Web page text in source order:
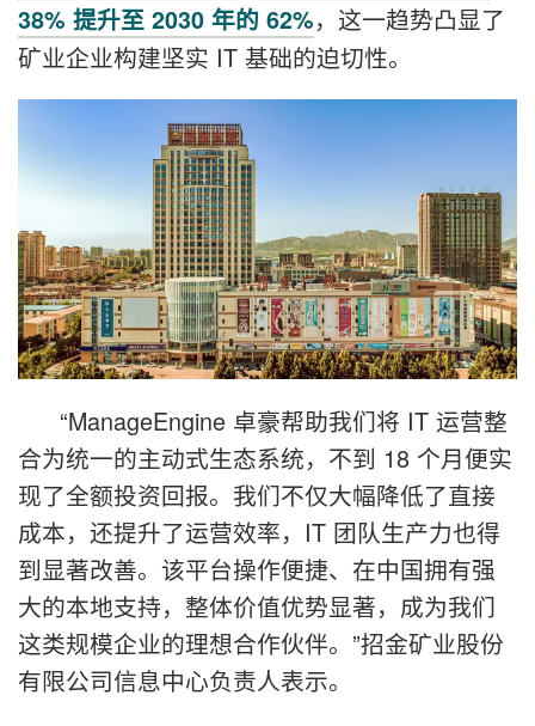
38% 提升至 2030 年的 62%，这一趋势凸显了
矿业企业构建坚实 IT 基础的迫切性。
“ManageEngine 卓豪帮助我们将 IT 运营整
合为统一的主动式生态系统，不到 18 个月便实
现了全额投资回报。我们不仅大幅降低了直接
成本，还提升了运营效率，IT 团队生产力也得
到显著改善。该平台操作便捷、在中国拥有强
大的本地支持，整体价值优势显著，成为我们
这类规模企业的理想合作伙伴。”招金矿业股份
有限公司信息中心负责人表示。